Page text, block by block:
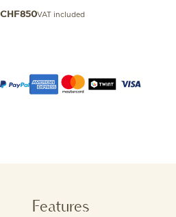
CHF850VAT included
Features